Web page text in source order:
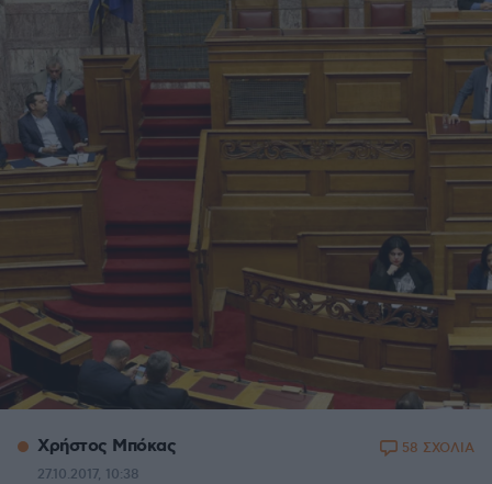
Xρήστος Μπόκας
27.10.2017, 10:38
58 ΣΧΟΛΙΑ